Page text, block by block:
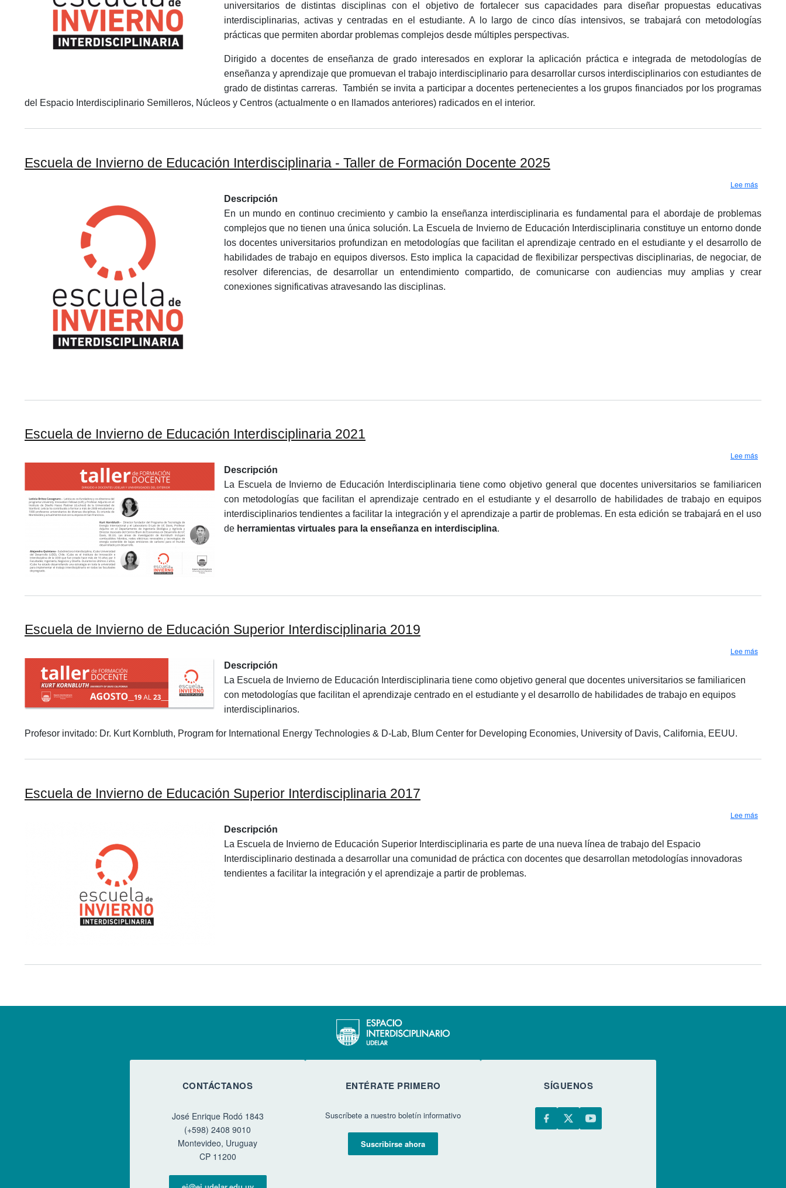
universitarios de distintas disciplinas con el objetivo de fortalecer sus capacidades para diseñar propuestas educativas
interdisciplinarias, activas y centradas en el estudiante. A lo largo de cinco días intensivos, se trabajará con metodologías
prácticas que permiten abordar problemas complejos desde múltiples perspectivas.
Dirigido a docentes de enseñanza de grado interesados en explorar la aplicación práctica e integrada de metodologías de
enseñanza y aprendizaje que promuevan el trabajo interdisciplinario para desarrollar cursos interdisciplinarios con estudiantes de
grado de distintas carreras. También se invita a participar a docentes pertenecientes a los grupos financiados por los programas
del Espacio Interdisciplinario Semilleros, Núcleos y Centros (actualmente o en llamados anteriores) radicados en el interior.
Escuela de Invierno de Educación Interdisciplinaria - Taller de Formación Docente 2025
Lee mássobre
Descripción
En un mundo en continuo crecimiento y cambio la enseñanza interdisciplinaria es fundamental para el abordaje de problemas
complejos que no tienen una única solución. La Escuela de Invierno de Educación Interdisciplinaria constituye un entorno donde
los docentes universitarios profundizan en metodologías que facilitan el aprendizaje centrado en el estudiante y el desarrollo de
habilidades de trabajo en equipos diversos. Esto implica la capacidad de flexibilizar perspectivas disciplinarias, de negociar, de
resolver diferencias, de desarrollar un entendimiento compartido, de comunicarse con audiencias muy amplias y crear
conexiones significativas atravesando las disciplinas.
Escuela de Invierno de Educación Interdisciplinaria 2021
Lee mássobre
Descripción
La Escuela de Invierno de Educación Interdisciplinaria tiene como objetivo general que docentes universitarios se familiaricen
con metodologías que facilitan el aprendizaje centrado en el estudiante y el desarrollo de habilidades de trabajo en equipos
interdisciplinarios tendientes a facilitar la integración y el aprendizaje a partir de problemas. En esta edición se trabajará en el uso
de herramientas virtuales para la enseñanza en interdisciplina.
Escuela de Invierno de Educación Superior Interdisciplinaria 2019
Lee mássobre
Descripción
La Escuela de Invierno de Educación Interdisciplinaria tiene como objetivo general que docentes universitarios se familiaricen
con metodologías que facilitan el aprendizaje centrado en el estudiante y el desarrollo de habilidades de trabajo en equipos
interdisciplinarios.
Profesor invitado: Dr. Kurt Kornbluth, Program for International Energy Technologies & D-Lab, Blum Center for Developing Economies, University of Davis, California, EEUU.
Escuela de Invierno de Educación Superior Interdisciplinaria 2017
Lee mássobre
Descripción
La Escuela de Invierno de Educación Superior Interdisciplinaria es parte de una nueva línea de trabajo del Espacio
Interdisciplinario destinada a desarrollar una comunidad de práctica con docentes que desarrollan metodologías innovadoras
tendientes a facilitar la integración y el aprendizaje a partir de problemas.
CONTÁCTANOS
José Enrique Rodó 1843
(+598) 2408 9010
Montevideo, Uruguay
CP 11200
ENTÉRATE PRIMERO
Suscríbete a nuestro boletín informativo
Suscribirse ahora
SÍGUENOS